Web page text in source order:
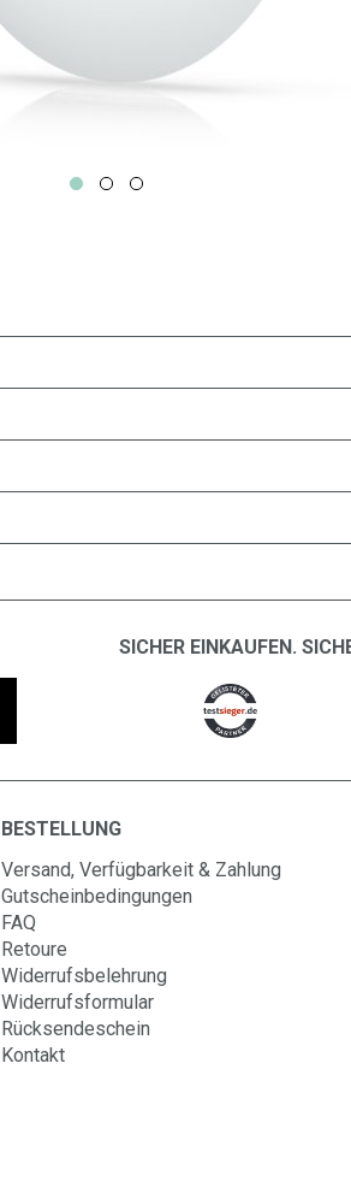
SICHER EINKAUFEN.
BESTELLUNG
Versand, Verfügbarkeit & Zahlung
Gutscheinbedingungen
FAQ
Retoure
Widerrufsbelehrung
Widerrufsformular
Rücksendeschein
Kontakt